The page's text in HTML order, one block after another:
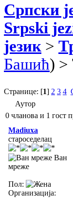
Српски
Srpski
језик >
Башић) >
Странице: [1] 2 3 4
Аутор
0 чланова и 1 гост
Madiuxa
староседелац
Ван
мреже
Пол:
Организација: